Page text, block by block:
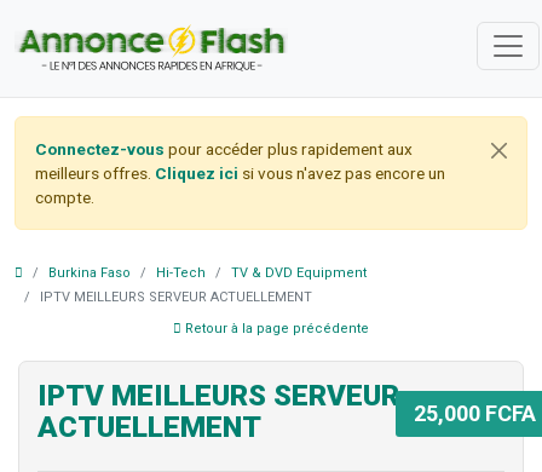
Connectez-vous pour accéder plus rapidement aux
meilleurs offres. Cliquez ici si vous n'avez pas encore un
compte.
Burkina Faso Hi-Tech
TV & DVD Equipment
IPTV MEILLEURS SERVEUR ACTUELLEMENT
Retour à la page précédente
IPTV MEILLEURS SERVEUR
ACTUELLEMENT
25,000 FCFA